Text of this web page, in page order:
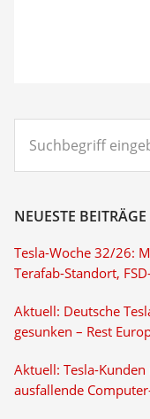
eingeben...
NEUESTE BEITRÄGE
Tesla-Woche 32/26:
Terafab-Standort,
Aktuell: Deutsche
gesunken – Rest
Aktuell: Tesla-
ausfallende